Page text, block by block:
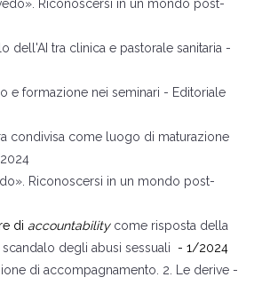
» . Riconoscersi in un mondo post-
dell'AI tra clinica e pastorale sanitaria -
e formazione nei seminari - Editoriale
condivisa come luogo di maturazione
» . Riconoscersi in un mondo post-
di accountabilitycome risposta della
degli abusi sessuali - 1/2024
di accompagnamento. 2. Le derive -